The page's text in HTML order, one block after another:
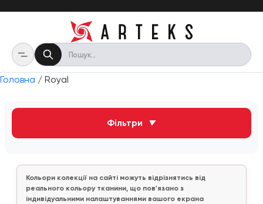
Головна / Royal
Фільтри ▼
Кольори колекції на сайті можуть відрізнятись від
реального кольору тканини, що пов'язано з
індивідуальними налаштуваннями вашого екрана